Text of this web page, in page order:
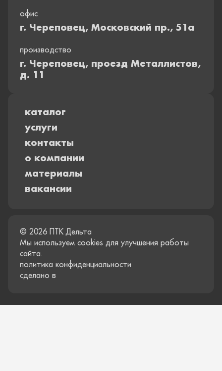
офис
г. Череповец, Московский пр., 51а
производство
г. Череповец, проезд Металлистов,
д. 11
каталог
услуги
контакты
о компании
материалы
вакансии
© 2026 ПТК Дельта
Мы используем cookies для улучшения работы
сайта.
политика конфиденциальности
сделано в